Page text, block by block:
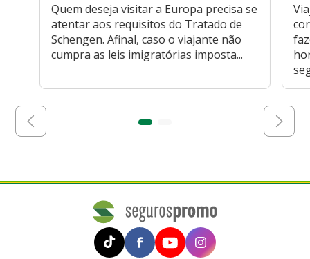
Quem deseja visitar a Europa precisa se
atentar aos requisitos do Tratado de
Schengen. Afinal, caso o viajante não
cumpra as leis imigratórias imposta...